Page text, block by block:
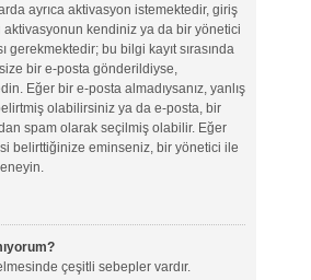
ayrıca aktivasyon istemektedir, giriş
kendiniz ya da bir yönetici
gerekmektedir; bu bilgi kayıt sırasında
bir e-posta gönderildiyse,
Eğer bir e-posta almadıysanız, yanlış
olabilirsiniz ya da e-posta, bir
spam olarak seçilmiş olabilir. Eğer
belirttiğinize eminseniz, bir yönetici ile
çeşitli sebepler vardır.